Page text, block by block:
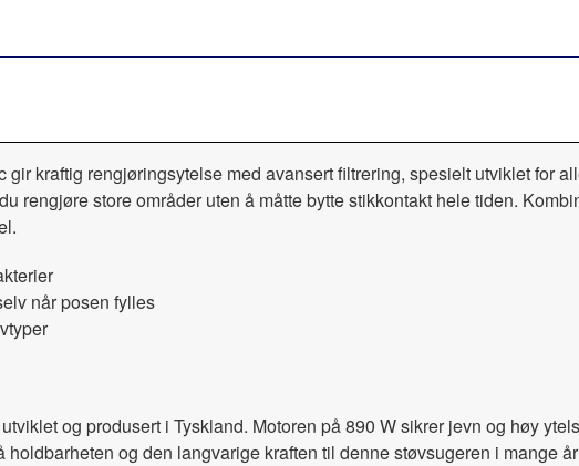
kraftig rengjøringsytelse med avansert filtrering, spesielt utviklet for
rengjøre store områder uten å måtte bytte stikkontakt hele tiden.
når posen fylles
og produsert i Tyskland. Motoren på 890 W sikrer jevn og høy
og den langvarige kraften til denne støvsugeren i mange